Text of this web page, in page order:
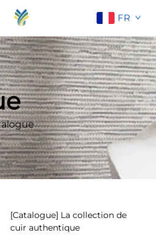
FR
[Catalogue] La collection de
cuir authentique